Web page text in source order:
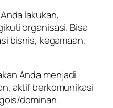
lakukan,
organisasi. Bisa
bisnis, kegamaan,
Anda menjadi
aktif berkomunikasi
dominan.